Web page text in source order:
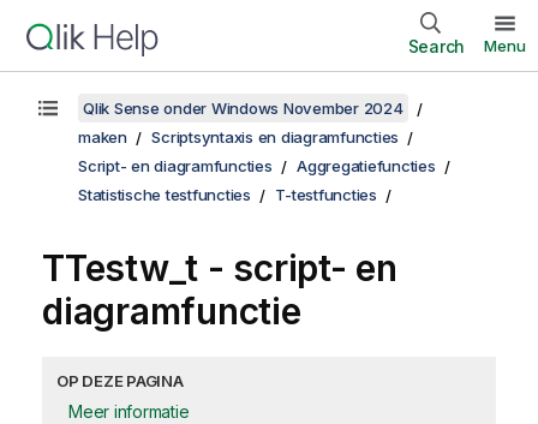
Search Menu
Qlik Sense onder Windows November 2024
maken
Scriptsyntaxis en diagramfuncties
Script- en diagramfuncties
Aggregatiefuncties
Statistische testfuncties
T-testfuncties
TTestw_t - script- en
diagramfunctie
OP DEZE PAGINA
Meer informatie